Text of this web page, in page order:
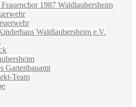
1987 Waldlaubersheim
Waldlaubersheim e.V.
Gartenbauamt
Team